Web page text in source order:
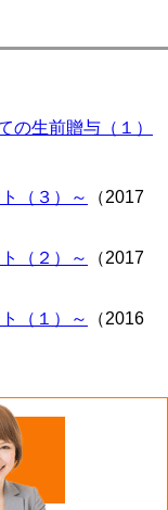
の生前贈与（１）
（３）～
（2017
（２）～
（2017
（１）～
（2016